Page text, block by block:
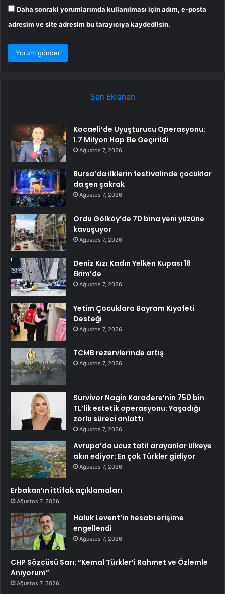
Daha sonraki yorumlarımda kullanılması için adım, e-posta
adresim ve site adresim bu tarayıcıya kaydedilsin.
Son Eklenen
Kocaeli’de Uyuşturucu Operasyonu:
1.7 Milyon Hap Ele Geçirildi
Ağustos 7, 2026
Bursa’da ilklerin festivalinde çocuklar
da şen şakrak
Ağustos 7, 2026
Ordu Gölköy’de 70 bina yeni yüzüne
kavuşuyor
Ağustos 7, 2026
Deniz Kızı Kadın Yelken Kupası 18
Ekim’de
Ağustos 7, 2026
Yetim Çocuklara Bayram Kıyafeti
Desteği
Ağustos 7, 2026
TCMB rezervlerinde artış
Ağustos 7, 2026
Survivor Nagin Karadere’nin 750 bin
TL’lik estetik operasyonu: Yaşadığı
zorlu süreci anlattı
Ağustos 7, 2026
Avrupa’da ucuz tatil arayanlar ülkeye
akın ediyor: En çok Türkler gidiyor
Ağustos 7, 2026
Erbakan’ın ittifak açıklamaları
Ağustos 7, 2026
Haluk Levent’in hesabı erişime
engellendi
Ağustos 7, 2026
CHP Sözcüsü Sarı: “Kemal Türkler’i Rahmet ve Özlemle
Anıyorum”
Ağustos 7, 2026